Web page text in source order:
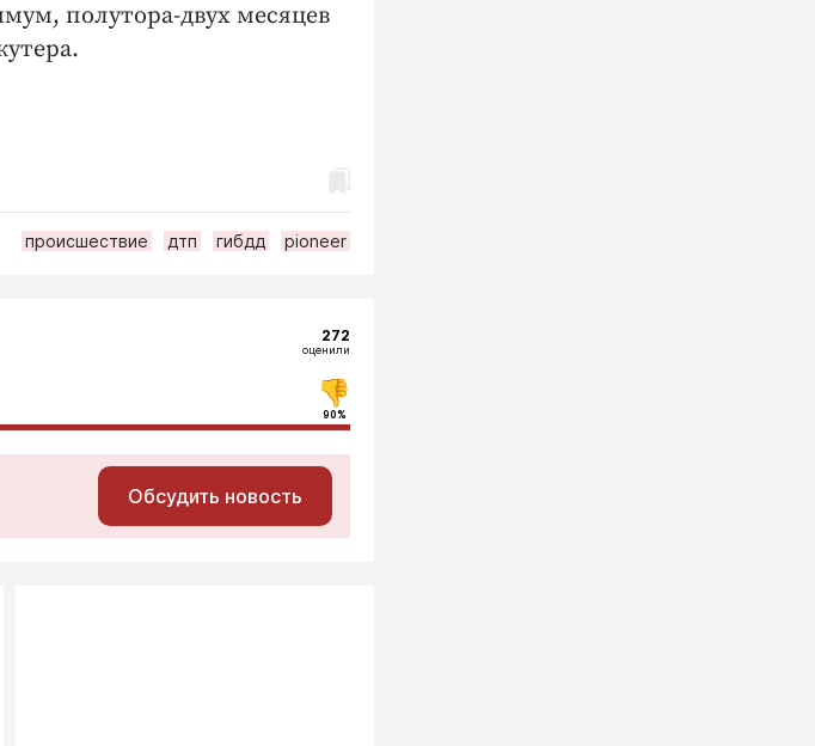
полутора-двух месяцев
происшествие дтп гибдд pioneer
272
оценили
90%
Обсудить новость